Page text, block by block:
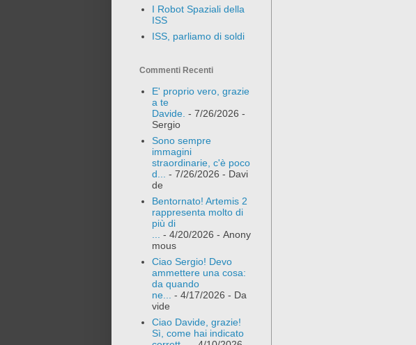
I Robot Spaziali della
ISS
ISS, parliamo di soldi
Commenti Recenti
E' proprio vero, grazie
a te
Davide. - 7/26/2026 -
Sergio
Sono sempre
immagini
straordinarie, c'è poco
d... - 7/26/2026 - Davi
de
Bentornato! Artemis 2
rappresenta molto di
più di
... - 4/20/2026 - Anony
mous
Ciao Sergio! Devo
ammettere una cosa:
da quando
ne... - 4/17/2026 - Da
vide
Ciao Davide, grazie!
Sì, come hai indicato